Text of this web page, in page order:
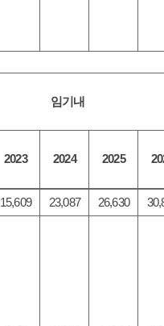
임기내
2023 2024 2025
15,609 23,087 26,630